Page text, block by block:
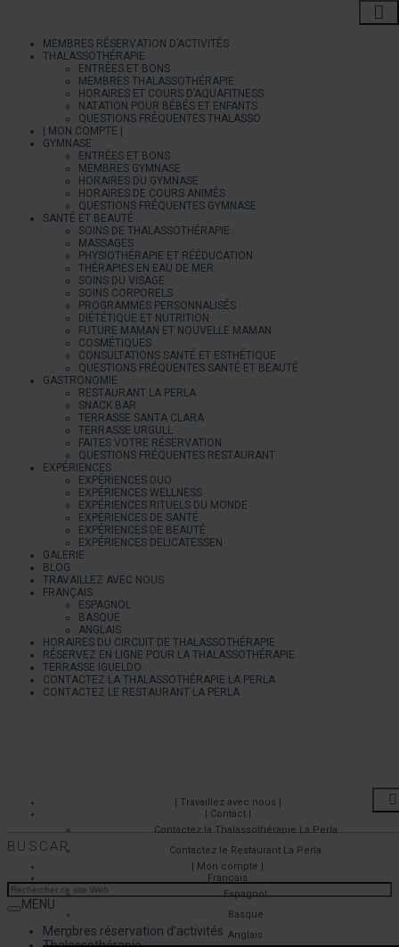
MEMBRES RÉSERVATION D’ACTIVITÉS
THALASSOTHÉRAPIE
ENTRÉES ET BONS
MEMBRES THALASSOTHÉRAPIE
HORAIRES ET COURS D’AQUAFITNESS
NATATION POUR BÉBÉS ET ENFANTS
QUESTIONS FRÉQUENTES THALASSO
| MON COMPTE |
GYMNASE
ENTRÉES ET BONS
MEMBRES GYMNASE
HORAIRES DU GYMNASE
HORAIRES DE COURS ANIMÉS
QUESTIONS FRÉQUENTES GYMNASE
SANTÉ ET BEAUTÉ
SOINS DE THALASSOTHÉRAPIE
MASSAGES
PHYSIOTHÉRAPIE ET RÉÉDUCATION
THÉRAPIES EN EAU DE MER
SOINS DU VISAGE
SOINS CORPORELS
PROGRAMMES PERSONNALISÉS
DIÉTÉTIQUE ET NUTRITION
FUTURE MAMAN ET NOUVELLE MAMAN
COSMÉTIQUES
CONSULTATIONS SANTÉ ET ESTHÉTIQUE
QUESTIONS FRÉQUENTES SANTÉ ET BEAUTÉ
GASTRONOMIE
RESTAURANT LA PERLA
SNACK BAR
TERRASSE SANTA CLARA
TERRASSE URGULL
FAITES VOTRE RÉSERVATION
QUESTIONS FRÉQUENTES RESTAURANT
EXPÉRIENCES
EXPÉRIENCES DUO
EXPÉRIENCES WELLNESS
EXPÉRIENCES RITUELS DU MONDE
EXPÉRIENCES DE SANTÉ
EXPÉRIENCES DE BEAUTÉ
EXPÉRIENCES DELICATESSEN
GALERIE
BLOG
TRAVAILLEZ AVEC NOUS
FRANÇAIS
ESPAGNOL
BASQUE
ANGLAIS
HORAIRES DU CIRCUIT DE THALASSOTHÉRAPIE
RÉSERVEZ EN LIGNE POUR LA THALASSOTHÉRAPIE
TERRASSE IGUELDO
CONTACTEZ LA THALASSOTHÉRAPIE LA PERLA
CONTACTEZ LE RESTAURANT LA PERLA
| Travaillez avec nous |
| Contact |
Contactez la Thalassothérapie La Perla
Contactez le Restaurant La Perla
| Mon compte |
Français
Espagnol
Basque
Anglais
BUSCAR
MENU
Membres réservation d’activités